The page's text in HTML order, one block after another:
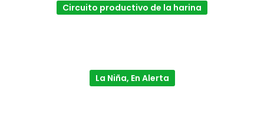
Circuito productivo de la harina
La Niña, En Alerta